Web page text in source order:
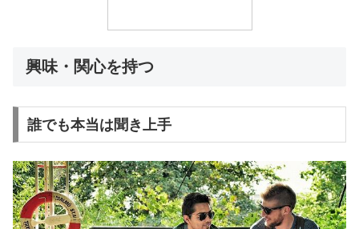
興味・関心を持つ
誰でも本当は聞き上手